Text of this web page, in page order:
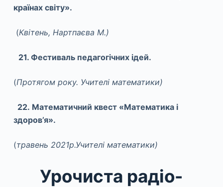
країнах світу».
(Квітень, Нартпаєва М.)
21. Фестиваль педагогічних ідей.
(Протягом року. Учителі математики)
22. Математичний квест «Математика і
здоров’я».
(травень 2021р.Учителі математики)
Урочиста радіо-